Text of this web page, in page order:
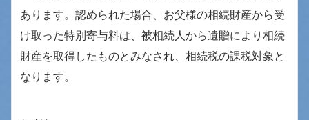
あります。認められた場合、お父様の相続財産から受
け取った特別寄与料は、被相続人から遺贈により相続
財産を取得したものとみなされ、相続税の課税対象と
なります。